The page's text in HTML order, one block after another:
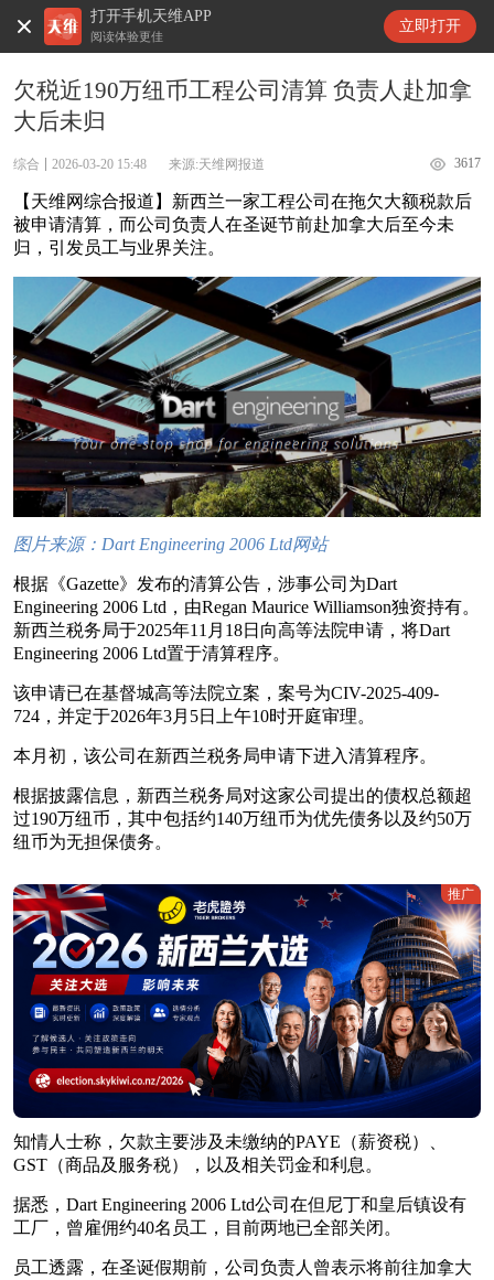
打开手机天维APP
阅读体验更佳
立即打开
天维新闻
欠税近190万纽币工程公司清算 负责人赴加拿
大后未归
综合 2026-03-20 15:48 来源:天维网报道 3617
【天维网综合报道】新西兰一家工程公司在拖欠大额税款后
被申请清算，而公司负责人在圣诞节前赴加拿大后至今未
归，引发员工与业界关注。
图片来源： Dart Engineering 2006 Ltd网站
根据《Gazette》发布的清算公告，涉事公司为Dart
Engineering 2006 Ltd，由Regan Maurice Williamson独资持有。
新西兰税务局于2025年11月18日向高等法院申请，将Dart
Engineering 2006 Ltd置于清算程序。
该申请已在基督城高等法院立案，案号为CIV-2025-409-
724，并定于2026年3月5日上午10时开庭审理。
本月初，该公司在新西兰税务局申请下进入清算程序。
根据披露信息，新西兰税务局对这家公司提出的债权总额超
过190万纽币，其中包括约140万纽币为优先债务以及约50万
纽币为无担保债务。
推广
知情人士称，欠款主要涉及未缴纳的PAYE（薪资税）、
GST（商品及服务税），以及相关罚金和利息。
据悉，Dart Engineering 2006 Ltd公司在但尼丁和皇后镇设有
工厂，曾雇佣约40名员工，目前两地已全部关闭。
员工透露，在圣诞假期前，公司负责人曾表示将前往加拿大